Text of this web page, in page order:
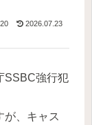
2026.07.23
SSBC強行犯
が、キャス